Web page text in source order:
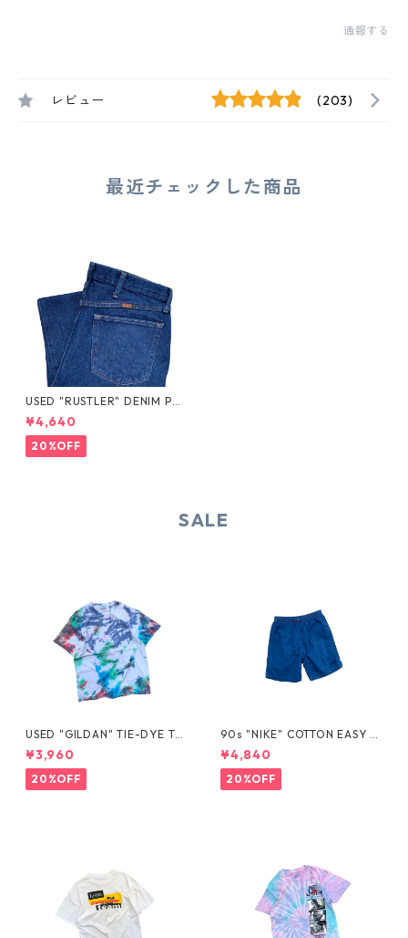
通報する
レビュー (203)
最近チェックした商品
USED "RUSTLER" DENIM PAN
TS
¥4,640
20%OFF
SALE
USED "GILDAN" TIE-DYE TE
E
¥3,960
20%OFF
90s "NIKE" COTTON EASY S
HORTS
¥4,840
20%OFF